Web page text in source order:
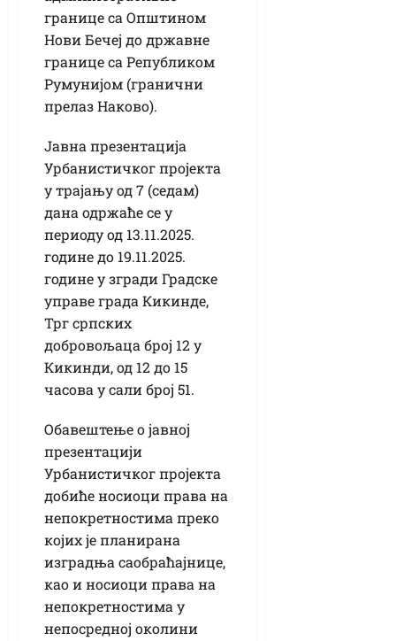
границе са Општином
Нови Бечеј до државне
границе са Републиком
Румунијом (гранични
прелаз Наково).
Јавна презентација
Урбанистичког пројекта
у трајању од 7 (седам)
дана одржаће се у
периоду од 13.11.2025.
године до 19.11.2025.
године у згради Градске
управе града Кикинде,
Трг српских
добровољаца број 12 у
Кикинди, од 12 до 15
часова у сали број 51.
Обавештење о јавној
презентацији
Урбанистичког пројекта
добиће носиоци права на
непокретностима преко
којих је планирана
изградња саобраћајнице,
као и носиоци права на
непокретностима у
непосредној околини